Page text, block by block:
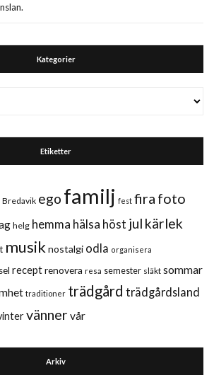
Kategorier
Etiketter
Bredavik ego familj fest fira foto
helg hemma hälsa höst jul kärlek
musik nostalgi odla organisera
receptrenovera resa semester släkt sommar
traditioner trädgård trädgårdsland
vänner vår
Arkiv